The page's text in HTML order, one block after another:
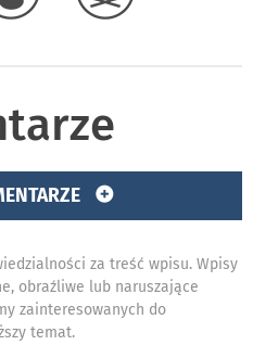
za treść wpisu. Wpisy
obraźliwe lub naruszające
zainteresowanych do
temat.